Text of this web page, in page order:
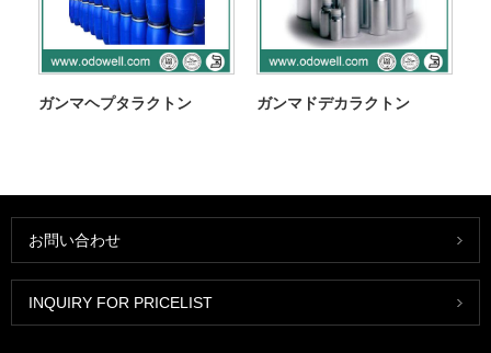
ガンマヘプタラクトン ガンマドデカラクトン
お問い合わせ
INQUIRY FOR PRICELIST